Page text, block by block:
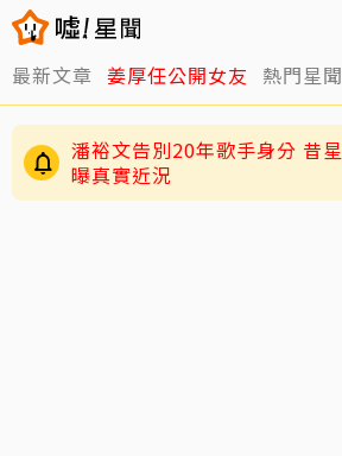
最新文章 姜厚任公開女友 熱門星聞
潘裕文告別20年歌手身分 昔星光幫周定緯1句話
曝真實近況